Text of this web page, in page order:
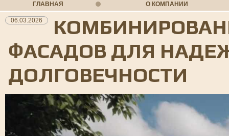
ГЛАВНАЯ О КОМПАНИИ
06.03.2026
ФАСАДОВ ДЛЯ
ДОЛГОВЕЧНОСТИ